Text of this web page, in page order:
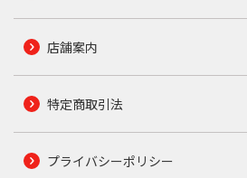
店舗案内
特定商取引法
プライバシーポリシー